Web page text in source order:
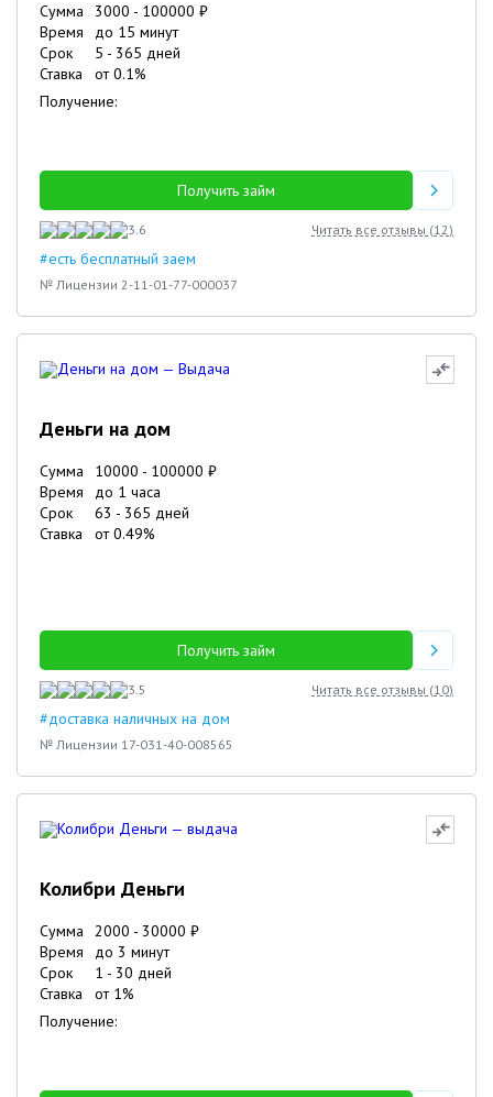
Сумма 3000 - 100000 ₽
Время
до 15 минут
Срок
5 - 365 дней
Ставка
от0.1%
Получение:
Получить займ
3.6 Читать все отзывы (12)
#есть бесплатный заем
№ Лицензии 2-11-01-77-000037
Деньги на дом
Сумма 10000 - 100000 ₽
Время
до 1 часа
Срок
63 - 365 дней
Ставка
от0.49%
Получить займ
3.5 Читать все отзывы (10)
#доставка наличных на дом
№ Лицензии 17-031-40-008565
Колибри Деньги
Сумма 2000 - 30000 ₽
Время
до 3 минут
Срок
1 - 30 дней
Ставка
от 1%
Получение: